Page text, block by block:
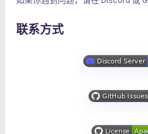
联系方式